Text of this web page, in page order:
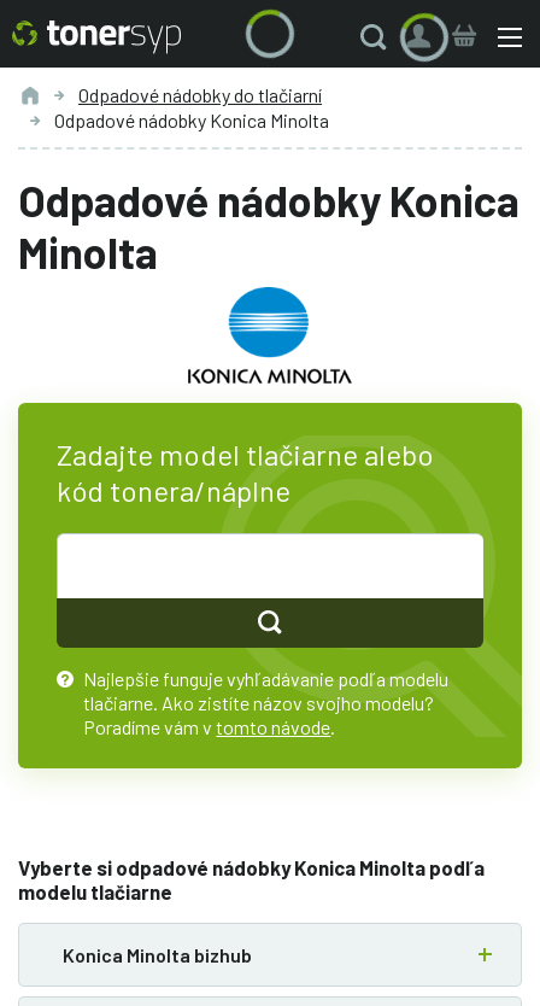
Odpadové nádobky do tlačiarní
Odpadové nádobky Konica Minolta
Odpadové nádobky Konica
Minolta
Zadajte model tlačiarne alebo
kód tonera/náplne
?
Najlepšie funguje vyhľadávanie podľa modelu
tlačiarne. Ako zistíte názov svojho modelu?
Poradíme vám vtomto návode
Vyberte si odpadové nádobky Konica Minolta podľa
modelu tlačiarne
Konica Minolta bizhub